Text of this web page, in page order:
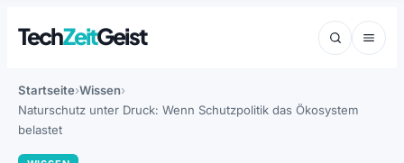
TechZeitGeist
Startseite Wissen
Naturschutz unter Druck: Wenn Schutzpolitik das Ökosystem
belastet